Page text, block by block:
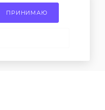
городской
вл1
ПРИНИМАЮ